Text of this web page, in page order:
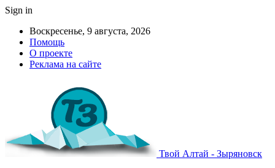
Sign in
Воскресенье, 9 августа, 2026
Помощь
О проекте
Реклама на сайте
Твой Алтай - Зыряновск